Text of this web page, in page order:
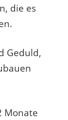
die es
Geduld,
Monate